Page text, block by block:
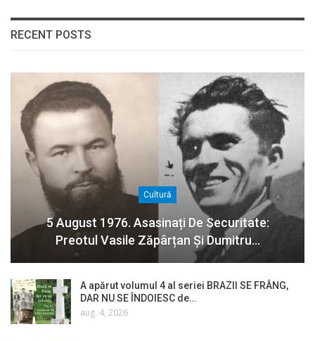
RECENT POSTS
Cultură
5 August 1976. Asasinați De Securitate:
Preotul Vasile Zăpârțan Și Dumitru…
A apărut volumul 4 al seriei BRAZII SE FRÂNG,
DAR NU SE ÎNDOIESC de…
aug. 4, 2026